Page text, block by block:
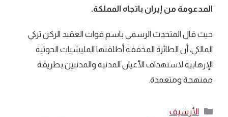
المدعومة من إيران باتجاه المملكة.
حيث قال المتحدث الرسمي باسم قوات العقيد الركن تركي
المالكي، أن الطائرة المخففة أطلقتها المليشيات الحوثية
الإرهابية لاستهداف الأعيان المدنية والمدنيين بطريقة
ممنهجة ومتعمدة.
التصنيفات
الأرشيف